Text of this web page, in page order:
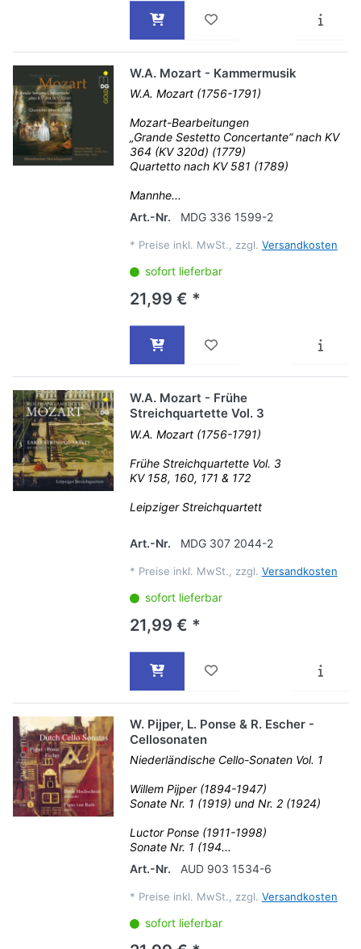
W.A. Mozart - Kammermusik
W.A. Mozart (1756-1791)
Mozart-Bearbeitungen
„Grande Sestetto Concertante“ nach KV
364 (KV 320d) (1779)
Quartetto nach KV 581 (1789)
Mannhe...
Art.-Nr.
MDG 336 1599-2
* Preise inkl. MwSt., zzgl. Versandkosten
sofort lieferbar
21,99 € *
W.A. Mozart - Frühe
Streichquartette Vol. 3
W.A. Mozart (1756-1791)
Frühe Streichquartette Vol. 3
KV 158, 160, 171 & 172
Leipziger Streichquartett
Art.-Nr. MDG 307 2044-2
* Preise inkl. MwSt., zzgl. Versandkosten
sofort lieferbar
21,99 € *
W. Pijper, L. Ponse & R. Escher -
Cellosonaten
Niederländische Cello-Sonaten Vol. 1
Willem Pijper (1894-1947)
Sonate Nr. 1 (1919) und Nr. 2 (1924)
Luctor Ponse (1911-1998)
Sonate Nr. 1 (194...
Art.-Nr.
AUD 903 1534-6
* Preise inkl. MwSt., zzgl. Versandkosten
sofort lieferbar